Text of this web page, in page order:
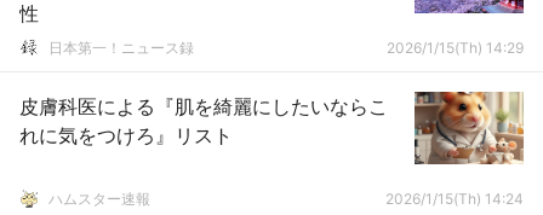
性
日本第一！ニュース録 2026/1/15(Th) 14:29
皮膚科医による『肌を綺麗にしたいならこ
れに気をつけろ』リスト
ハムスター速報 2026/1/15(Th) 14:24